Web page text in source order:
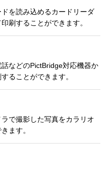
を読み込めるカードリーダ
刷することができます。
などのPictBridge対応機器か
ることができます。
で撮影した写真をカラリオ
ます。